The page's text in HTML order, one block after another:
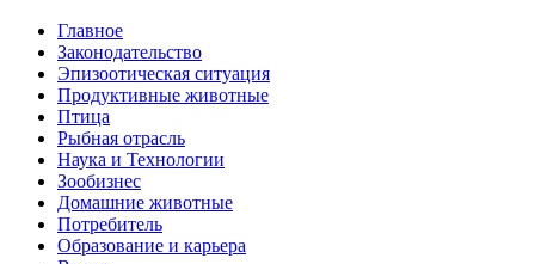
Главное
Законодательство
Эпизоотическая ситуация
Продуктивные животные
Птица
Рыбная отрасль
Наука и Технологии
Зообизнес
Домашние животные
Потребитель
Образование и карьера